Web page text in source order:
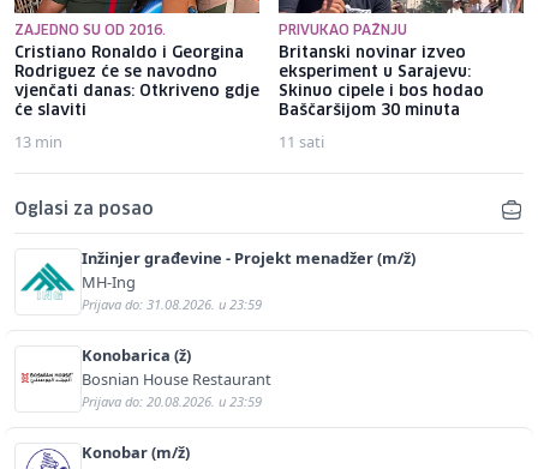
ZAJEDNO SU OD 2016.
Cristiano Ronaldo i Georgina
Rodriguez će se navodno
vjenčati danas: Otkriveno gdje
će slaviti
13 min
PRIVUKAO PAŽNJU
Britanski novinar izveo
eksperiment u Sarajevu:
Skinuo cipele i bos hodao
Baščaršijom 30 minuta
11 sati
Oglasi za posao
Inžinjer građevine - Projekt menadžer (m/ž)
MH-Ing
Prijava do: 31.08.2026. u 23:59
Konobarica (ž)
Bosnian House Restaurant
Prijava do: 20.08.2026. u 23:59
Konobar (m/ž)